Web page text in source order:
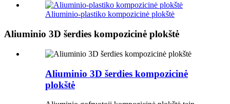
Aliuminio-plastiko kompozicinė plokštė
Aliuminio 3D šerdies kompozicinė plokštė
Aliuminio 3D šerdies kompozicinė
plokštė